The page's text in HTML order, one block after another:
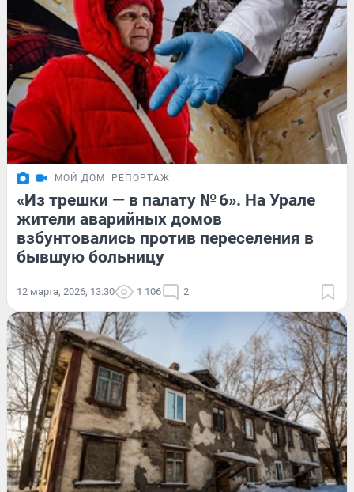
МОЙ ДОМ РЕПОРТАЖ
«Из трешки — в палату № 6». На Урале
жители аварийных домов
взбунтовались против переселения в
бывшую больницу
12 марта, 2026, 13:30 1 106 2